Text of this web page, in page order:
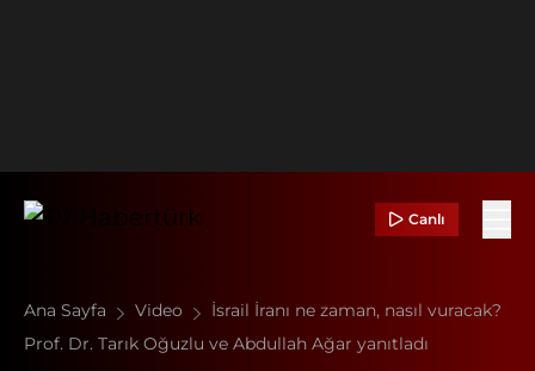
Canlı
Ana Sayfa Video
İsrail İranı ne zaman, nasıl vuracak?
Prof. Dr. Tarık Oğuzlu ve Abdullah Ağar yanıtladı